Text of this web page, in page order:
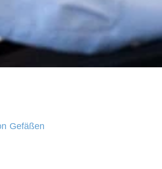
Gefäßen